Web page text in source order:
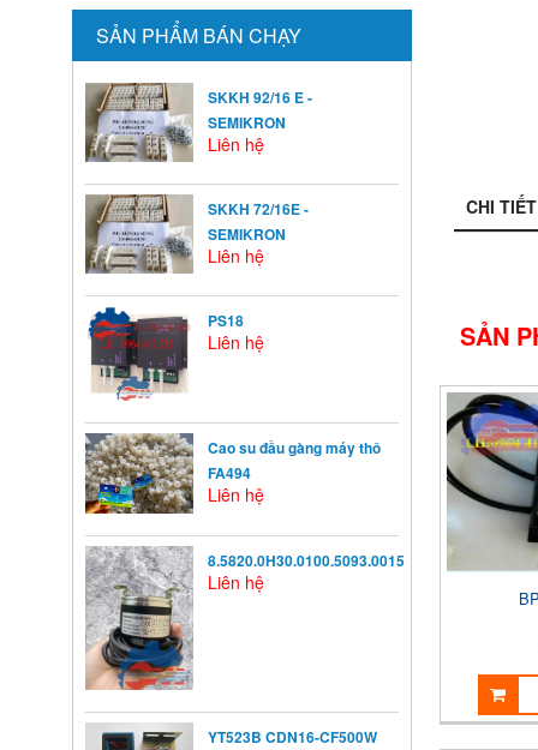
SẢN PHẨM BÁN CHẠY
SKKH 92/16 E -
SEMIKRON
Liên hệ
SKKH 72/16E -
SEMIKRON
Liên hệ
PS18
Liên hệ
Cao su đầu gàng máy thô
FA494
Liên hệ
8.5820.0H30.0100.5093.0015
Liên hệ
YT523B CDN16-CF500W
CHI TIẾT
SẢN